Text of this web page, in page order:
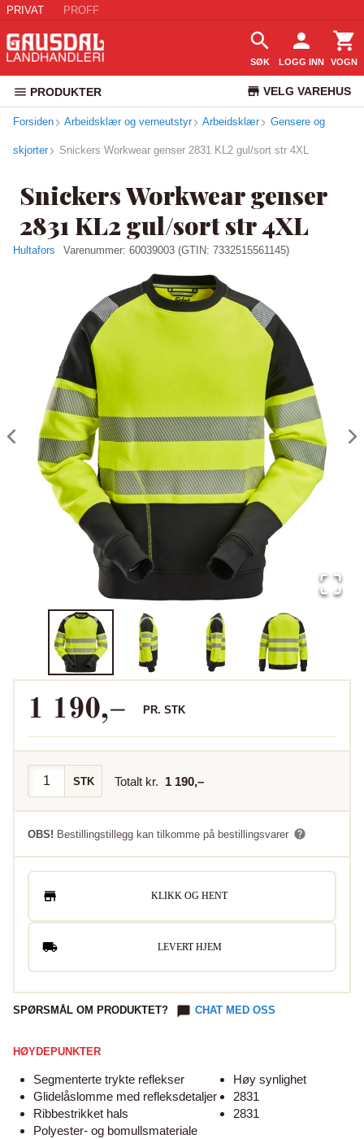
PRIVAT PROFF
SØK LOGG INN VOGN
PRODUKTER VELG VAREHUS
KUNDESERVICE
Forsiden Arbeidsklær og verneutstyr Arbeidsklær Gensere og
skjorter Snickers Workwear genser 2831 KL2 gul/sort str 4XL
Snickers Workwear genser
2831 KL2 gul/sort str 4XL
Hultafors Varenummer: 60039003 (GTIN: 7332515561145)
1 190,– PR. STK
STK Totalt kr. 1 190,–
OBS! Bestillingstillegg kan tilkomme på bestillingsvarer
KLIKK OG HENT
LEVERT HJEM
SPØRSMÅL OM PRODUKTET? CHAT MED OSS
HØYDEPUNKTER
Segmenterte trykte reflekser
Glidelåslomme med refleksdetaljer
Ribbestrikket hals
Polyester- og bomullsmateriale
Høy synlighet
2831
2831